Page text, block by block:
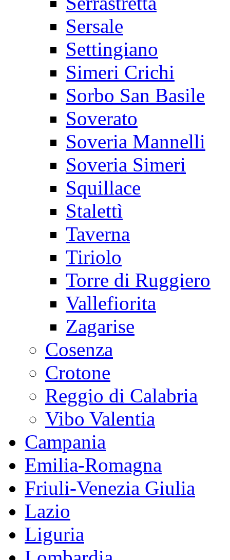
Sersale
Settingiano
Simeri Crichi
Sorbo San Basile
Soverato
Soveria Mannelli
Soveria Simeri
Squillace
Stalettì
Taverna
Tiriolo
Torre di Ruggiero
Vallefiorita
Zagarise
Cosenza
Crotone
Reggio di Calabria
Vibo Valentia
Campania
Emilia-Romagna
Friuli-Venezia Giulia
Lazio
Liguria